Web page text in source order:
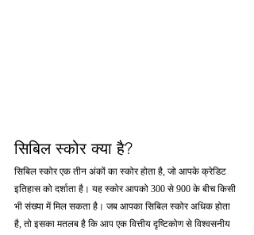
सिबिल स्कोर क्या है?
सिबिल स्कोर एक तीन अंकों का स्कोर होता है, जो आपके क्रेडिट
इतिहास को दर्शाता है। यह स्कोर आपको 300 से 900 के बीच किसी
भी संख्या में मिल सकता है। जब आपका सिबिल स्कोर अधिक होता
है, तो इसका मतलब है कि आप एक वित्तीय दृष्टिकोण से विश्वसनीय